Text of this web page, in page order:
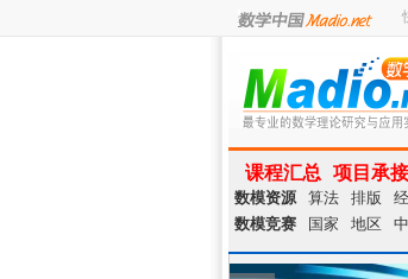
课程汇总 项目承接
数模资源 算法 排版
数模竞赛
国家 地区